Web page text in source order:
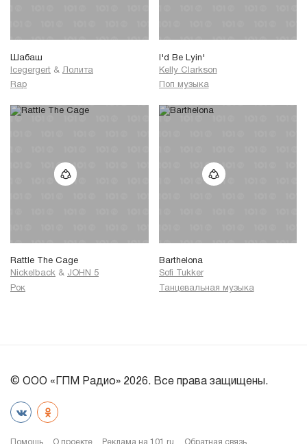
Шабаш
Icegergert & Лолита
Rap
I'd Be Lyin'
Kelly Clarkson
Поп музыка
Rattle The Cage
Nickelback & JOHN 5
Рок
Barthelona
Sofi Tukker
Танцевальная музыка
© ООО «ГПМ Радио» 2026. Все права защищены.
Помощь О проекте Реклама на 101.ru Обратная связь